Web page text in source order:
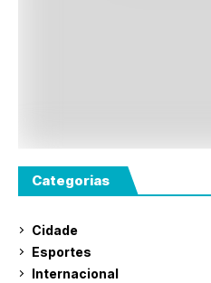
Categorias
Cidade
Esportes
Internacional